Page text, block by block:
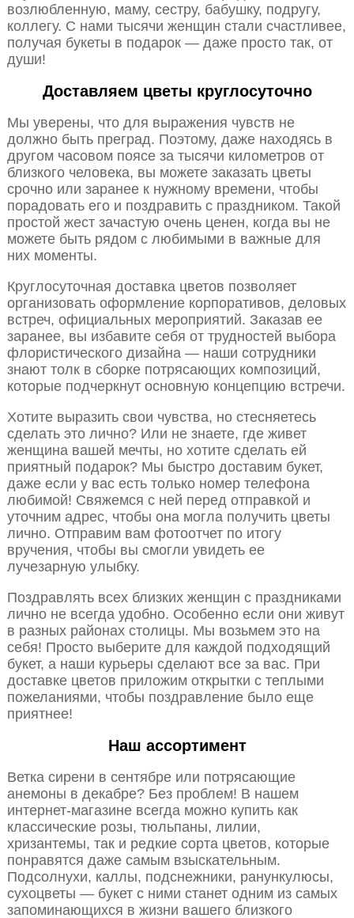
возлюбленную, маму, сестру, бабушку, подругу,
коллегу. С нами тысячи женщин стали счастливее,
получая букеты в подарок — даже просто так, от
души!
Доставляем цветы круглосуточно
Мы уверены, что для выражения чувств не
должно быть преград. Поэтому, даже находясь в
другом часовом поясе за тысячи километров от
близкого человека, вы можете заказать цветы
срочно или заранее к нужному времени, чтобы
порадовать его и поздравить с праздником. Такой
простой жест зачастую очень ценен, когда вы не
можете быть рядом с любимыми в важные для
них моменты.
Круглосуточная доставка цветов позволяет
организовать оформление корпоративов, деловых
встреч, официальных мероприятий. Заказав ее
заранее, вы избавите себя от трудностей выбора
флористического дизайна — наши сотрудники
знают толк в сборке потрясающих композиций,
которые подчеркнут основную концепцию встречи.
Хотите выразить свои чувства, но стесняетесь
сделать это лично? Или не знаете, где живет
женщина вашей мечты, но хотите сделать ей
приятный подарок? Мы быстро доставим букет,
даже если у вас есть только номер телефона
любимой! Свяжемся с ней перед отправкой и
уточним адрес, чтобы она могла получить цветы
лично. Отправим вам фотоотчет по итогу
вручения, чтобы вы смогли увидеть ее
лучезарную улыбку.
Поздравлять всех близких женщин с праздниками
лично не всегда удобно. Особенно если они живут
в разных районах столицы. Мы возьмем это на
себя! Просто выберите для каждой подходящий
букет, а наши курьеры сделают все за вас. При
доставке цветов приложим открытки с теплыми
пожеланиями, чтобы поздравление было еще
приятнее!
Наш ассортимент
Ветка сирени в сентябре или потрясающие
анемоны в декабре? Без проблем! В нашем
интернет-магазине всегда можно купить как
классические розы, тюльпаны, лилии,
хризантемы, так и редкие сорта цветов, которые
понравятся даже самым взыскательным.
Подсолнухи, каллы, подснежники, ранункулюсы,
сухоцветы — букет с ними станет одним из самых
запоминающихся в жизни вашего близкого